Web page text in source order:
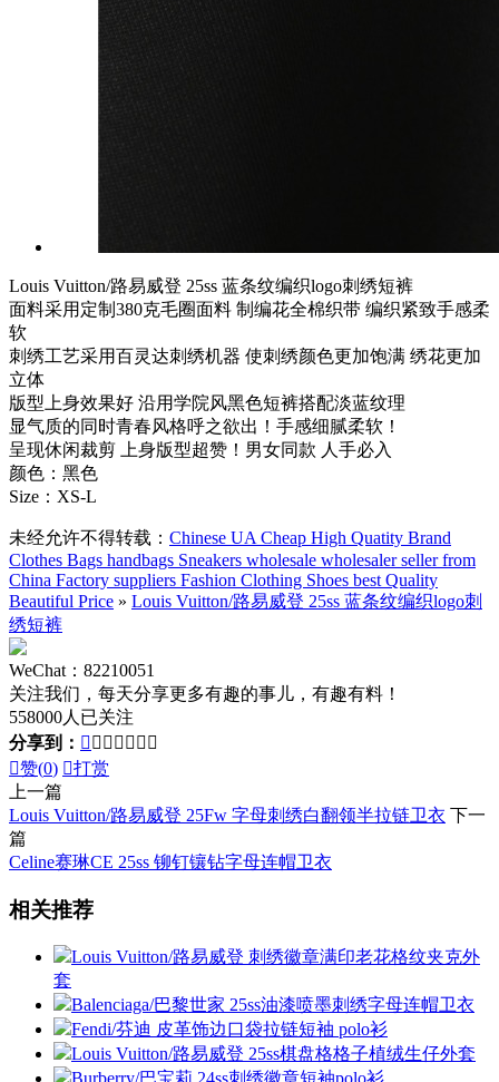
Louis Vuitton/路易威登 25ss 蓝条纹编织logo刺绣短裤
面料采用定制380克毛圈面料 制编花全棉织带 编织紧致手感柔
软
刺绣工艺采用百灵达刺绣机器 使刺绣颜色更加饱满 绣花更加
立体
版型上身效果好 沿用学院风黑色短裤搭配淡蓝纹理
显气质的同时青春风格呼之欲出！手感细腻柔软！
呈现休闲裁剪 上身版型超赞！男女同款 人手必入
颜色：黑色
Size：XS-L
未经允许不得转载： Chinese UA Cheap High Quatity Brand
Clothes Bags handbags Sneakers wholesale wholesaler seller from
China Factory suppliers Fashion Clothing Shoes best Quality
Beautiful Price » Louis Vuitton/路易威登 25ss 蓝条纹编织logo刺
绣短裤
WeChat：82210051
关注我们，每天分享更多有趣的事儿，有趣有料！
558000人已关注
分享到：       
赞(0) 打赏
上一篇
Louis Vuitton/路易威登 25Fw 字母刺绣白翻领半拉链卫衣 下一
篇
Celine赛琳CE 25ss 铆钉镶钻字母连帽卫衣
相关推荐
Louis Vuitton/路易威登 刺绣徽章满印老花格纹夹克外
套
Balenciaga/巴黎世家 25ss油漆喷墨刺绣字母连帽卫衣
Fendi/芬迪 皮革饰边口袋拉链短袖 polo衫
Louis Vuitton/路易威登 25ss棋盘格格子植绒生仔外套